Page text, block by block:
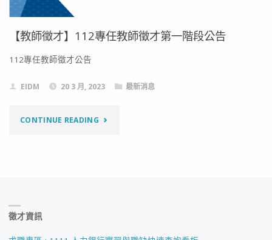
【教師徵才】112專任教師徵才第一階段公告
112專任教師徵才公告
EIDM 20 3 月, 2023 最新消息
CONTINUE READING"【教
徵才資訊